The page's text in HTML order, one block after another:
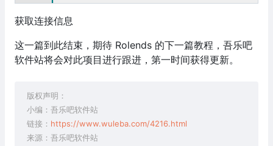
获取连接信息
这一篇到此结束，期待 Rolends 的下一篇教程，吾乐吧
软件站将会对此项目进行跟进，第一时间获得更新。
版权声明：
小编：吾乐吧软件站
链接： https://www.wuleba.com/4216.html
来源：吾乐吧软件站